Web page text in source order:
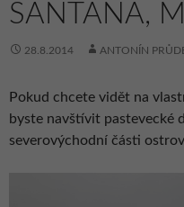
SANTANA,
28.8.2014 ANTONÍN
Pokud chcete vidět na
byste navštívit pastevecké
severovýchodní části